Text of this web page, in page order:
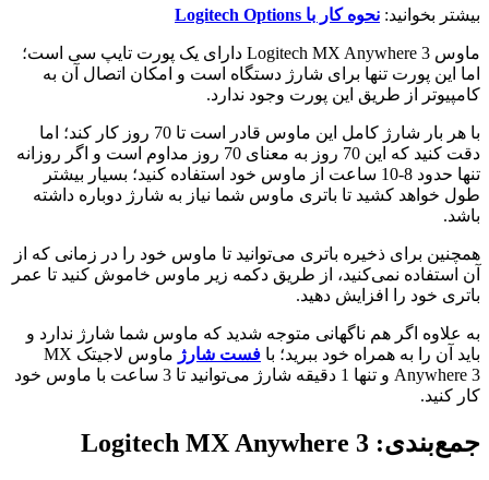
بیشتر بخوانید: نحوه کار با Logitech Options
ماوس Logitech MX Anywhere 3 دارای یک پورت تایپ سی است؛
اما این پورت تنها برای شارژ دستگاه است و امکان اتصال آن به
کامپیوتر از طریق این پورت وجود ندارد.
با هر بار شارژ کامل این ماوس قادر است تا 70 روز کار کند؛ اما
دقت کنید که این 70 روز به معنای 70 روز مداوم است و اگر روزانه
تنها حدود 8-10 ساعت از ماوس خود استفاده کنید؛ بسیار بیشتر
طول خواهد کشید تا باتری ماوس شما نیاز به شارژ دوباره داشته
باشد.
همچنین برای ذخیره باتری می‌‌توانید تا ماوس خود را در زمانی که از
آن استفاده نمی‌کنید، از طریق دکمه زیر ماوس خاموش کنید تا عمر
باتری خود را افزایش دهید.
به علاوه اگر هم ناگهانی متوجه شدید که ماوس شما شارژ ندارد و
باید آن را به همراه خود ببرید؛ با فست شارژ
ماوس لاجیتک MX
Anywhere 3 و تنها 1 دقیقه شارژ می‌توانید تا 3 ساعت با ماوس خود
کار کنید.
جمع‌بندی: Logitech MX Anywhere 3